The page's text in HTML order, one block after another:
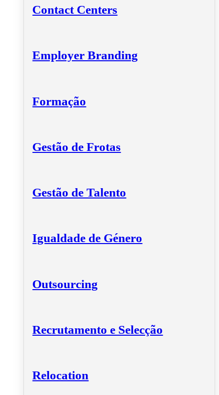
Contact Centers
Employer Branding
Formação
Gestão de Frotas
Gestão de Talento
Igualdade de Género
Outsourcing
Recrutamento e Selecção
Relocation